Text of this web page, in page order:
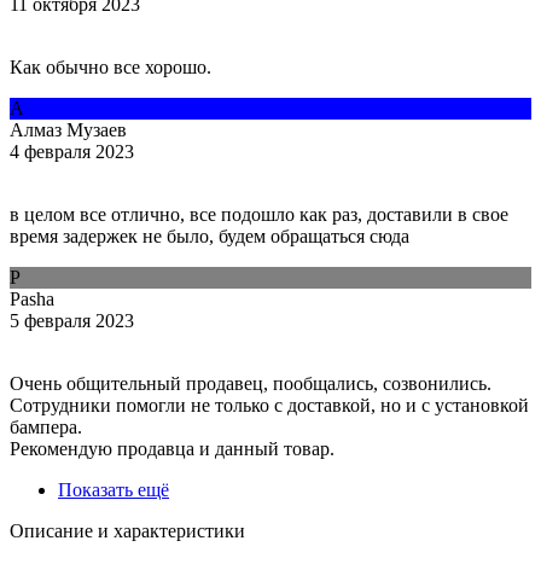
Как обычно все хорошо.
А
Алмаз Музаев
4 февраля 2023
в целом все отлично, все подошло как раз, доставили в свое
время задержек не было, будем обращаться сюда
P
Pasha
5 февраля 2023
Очень общительный продавец, пообщались, созвонились.
Сотрудники помогли не только с доставкой, но и с установкой
бампера.
Рекомендую продавца и данный товар.
Показать ещё
Описание и характеристики